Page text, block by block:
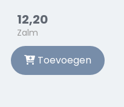
12,20
Zalm
Toevoegen